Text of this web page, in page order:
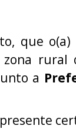
que o(a)
rural
a